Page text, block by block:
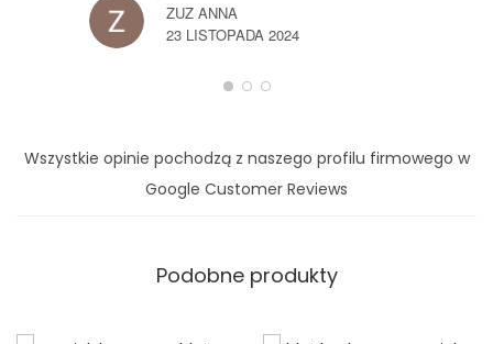
ZUZ ANNA
23 LISTOPADA 2024
Wszystkie opinie pochodzą z naszego profilu firmowego w
Google Customer Reviews
Podobne produkty